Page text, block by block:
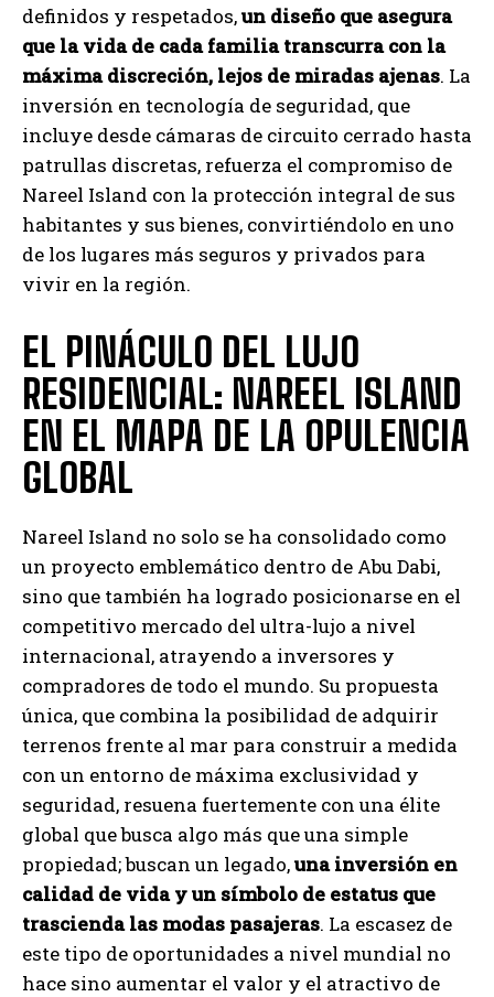
definidos y respetados,un diseño que asegura
que la vida de cada familia transcurra con la
máxima discreción, lejos de miradas ajenas. La
inversión en tecnología de seguridad, que
incluye desde cámaras de circuito cerrado hasta
patrullas discretas, refuerza el compromiso de
Nareel Island con la protección integral de sus
habitantes y sus bienes, convirtiéndolo en uno
de los lugares más seguros y privados para
vivir en la región.
EL PINÁCULO DEL LUJO
RESIDENCIAL: NAREEL ISLAND
EN EL MAPA DE LA OPULENCIA
GLOBAL
Nareel Island no solo se ha consolidado como
un proyecto emblemático dentro de Abu Dabi,
sino que también ha logrado posicionarse en el
competitivo mercado del ultra-lujo a nivel
internacional, atrayendo a inversores y
compradores de todo el mundo. Su propuesta
única, que combina la posibilidad de adquirir
terrenos frente al mar para construir a medida
con un entorno de máxima exclusividad y
seguridad, resuena fuertemente con una élite
global que busca algo más que una simple
propiedad; buscan un legado,una inversión en
calidad de vida y un símbolo de estatus que
trascienda las modas pasajeras. La escasez de
este tipo de oportunidades a nivel mundial no
hace sino aumentar el valor y el atractivo de